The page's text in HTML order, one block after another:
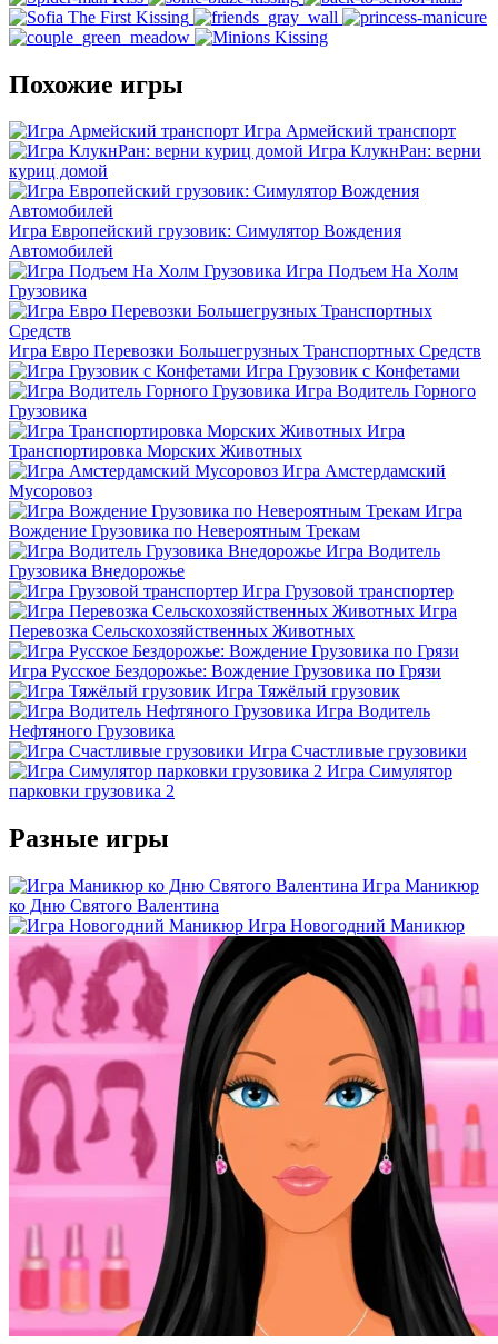
Похожие игры
Игра Армейский транспорт
Игра КлукнРан: верни
куриц домой
Игра Европейский грузовик: Симулятор Вождения
Автомобилей
Игра Подъем На Холм
Грузовика
Игра Евро Перевозки Большегрузных Транспортных Средств
Игра Грузовик с Конфетами
Игра Водитель Горного
Грузовика
Игра
Транспортировка Морских Животных
Игра Амстердамский
Мусоровоз
Игра
Вождение Грузовика по Невероятным Трекам
Игра Водитель
Грузовика Внедорожье
Игра Грузовой транспортер
Игра
Перевозка Сельскохозяйственных Животных
Игра Русское Бездорожье: Вождение Грузовика по Грязи
Игра Тяжёлый грузовик
Игра Водитель
Нефтяного Грузовика
Игра Счастливые грузовики
Игра Симулятор
парковки грузовика 2
Разные игры
Игра Маникюр
ко Дню Святого Валентина
Игра Новогодний Маникюр